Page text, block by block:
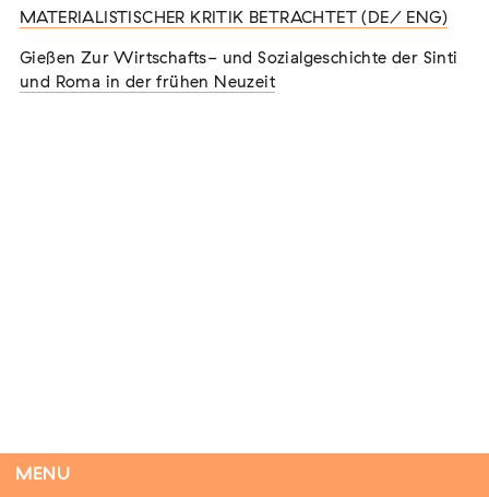
MENU
Tobias von Borcke
Magdalena Freckmann
Dr. Pavel Brunssen
MATERIALISTISCHER KRITIK BETRACHTET (DE/ ENG)
Gießen Zur Wirtschafts- und Sozialgeschichte der Sinti
und Roma in der frühen Neuzeit
MATERIALISTISCHER KRITIK BETRACHTET (DE/ ENG)
Gießen Zur Wirtschafts- und Sozialgeschichte der Sinti
und Roma in der frühen Neuzeit